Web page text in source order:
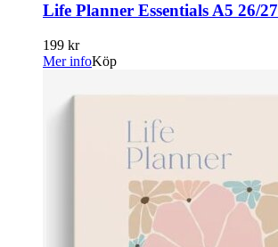
Life Planner Essentials A5 26/27
199 kr
Mer infoKöp